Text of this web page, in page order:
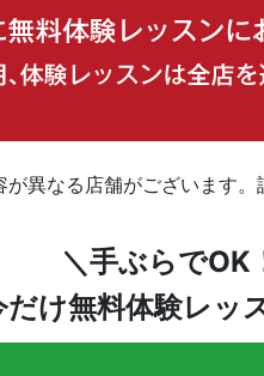
異なる店舗がございます。
＼手ぶらでOK
だけ無料体験レッ